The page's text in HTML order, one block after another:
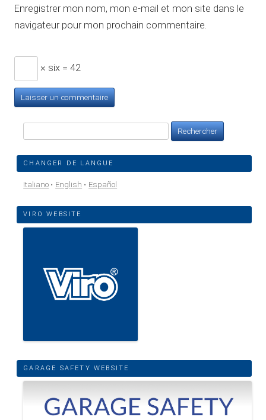
Enregistrer mon nom, mon e-mail et mon site dans le
navigateur pour mon prochain commentaire.
× six = 42
CHANGER DE LANGUE
Italiano English Español
VIRO WEBSITE
GARAGE SAFETY WEBSITE